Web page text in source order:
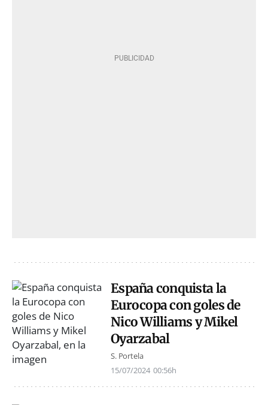
España conquista la
Eurocopa con goles de
Nico Williams y Mikel
Oyarzabal
S. Portela
15/07/2024 00:56h